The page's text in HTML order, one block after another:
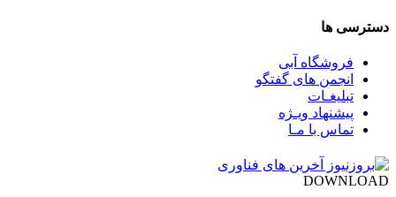
دسترسی ها
فروشگاه آبی
انجمن های گفتگو
تبلیغـات
پیشنهاد ویـژه
تماس با مـا
DOWNLOAD